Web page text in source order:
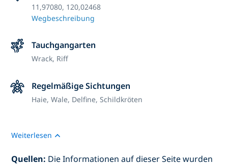
11,97080, 120,02468
Wegbeschreibung
Tauchgangarten
Wrack, Riff
Regelmäßige Sichtungen
Haie, Wale, Delfine, Schildkröten
Weiterlesen
Quellen: Die Informationen auf dieser Seite wurden